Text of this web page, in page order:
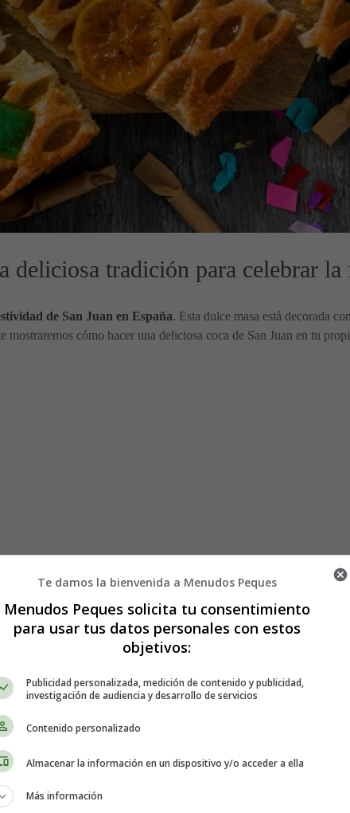
deliciosa tradición para celebrar la
de San Juan en España. Esta dulce masa está decorada
cómo hacer una deliciosa coca de San Juan en tu
Te damos la bienvenida a Menudos Peques
Menudos Peques solicita tu consentimiento
para usar tus datos personales con estos
objetivos:
Publicidad personalizada, medición de contenido y publicidad,
investigación de audiencia y desarrollo de servicios
Contenido personalizado
Almacenar la información en un dispositivo y/o acceder a ella
Más información